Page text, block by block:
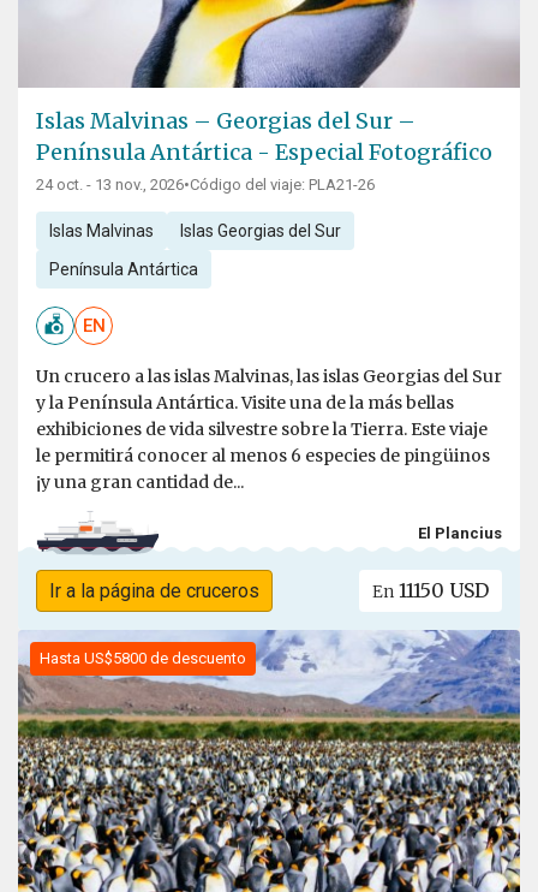
Islas Malvinas – Georgias del Sur –
Península Antártica - Especial Fotográfico
24 oct. - 13 nov., 2026•Código del viaje: PLA21-26
Islas Malvinas Islas Georgias del Sur
Península Antártica
EN
Un crucero a las islas Malvinas, las islas Georgias del Sur
y la Península Antártica. Visite una de la más bellas
exhibiciones de vida silvestre sobre la Tierra. Este viaje
le permitirá conocer al menos 6 especies de pingüinos
¡y una gran cantidad de...
El Plancius
Ir a la página de cruceros En 11150 USD
Hasta US$5800 de descuento